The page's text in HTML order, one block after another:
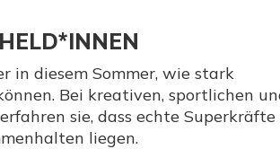
in diesem Sommer, wie stark
Bei kreativen, sportlichen
sie, dass echte Superkräfte
liegen.